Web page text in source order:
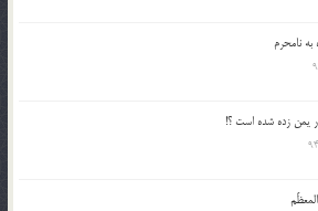
نامحرم
یمن زده شده است ؟!